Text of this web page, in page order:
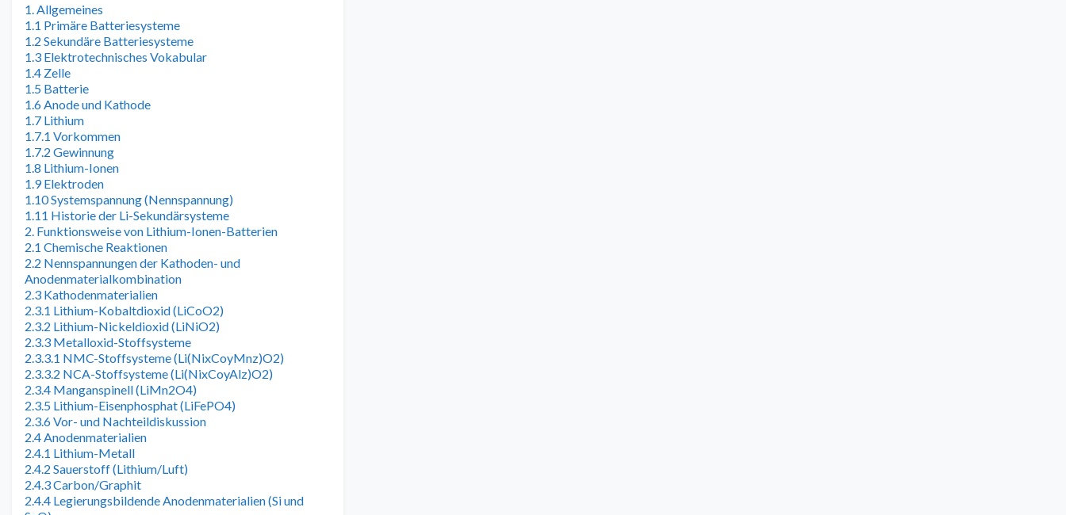
1. Allgemeines
1.1 Primäre Batteriesysteme
1.2 Sekundäre Batteriesysteme
1.3 Elektrotechnisches Vokabular
1.4 Zelle
1.5 Batterie
1.6 Anode und Kathode
1.7 Lithium
1.7.1 Vorkommen
1.7.2 Gewinnung
1.8 Lithium-Ionen
1.9 Elektroden
1.10 Systemspannung (Nennspannung)
1.11 Historie der Li-Sekundärsysteme
2. Funktionsweise von Lithium-Ionen-Batterien
2.1 Chemische Reaktionen
2.2 Nennspannungen der Kathoden- und
Anodenmaterialkombination
2.3 Kathodenmaterialien
2.3.1 Lithium-Kobaltdioxid (LiCoO2)
2.3.2 Lithium-Nickeldioxid (LiNiO2)
2.3.3 Metalloxid-Stoffsysteme
2.3.3.1 NMC-Stoffsysteme (Li(NixCoyMnz)O2)
2.3.3.2 NCA-Stoffsysteme (Li(NixCoyAlz)O2)
2.3.4 Manganspinell (LiMn2O4)
2.3.5 Lithium-Eisenphosphat (LiFePO4)
2.3.6 Vor- und Nachteildiskussion
2.4 Anodenmaterialien
2.4.1 Lithium-Metall
2.4.2 Sauerstoff (Lithium/Luft)
2.4.3 Carbon/Graphit
2.4.4 Legierungsbildende Anodenmaterialien (Si und